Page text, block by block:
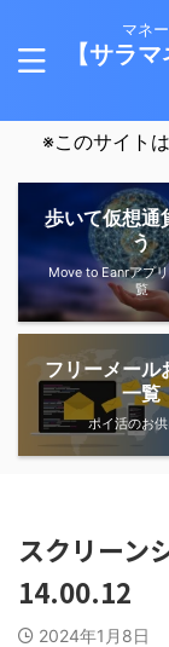
マネ
【サラ
※このサイト
歩いて仮想通
う
Move to Eanrアプ
覧
フリーメール
一覧
ポイ活のお供
スクリーン
14.00.12
2024年1月8日